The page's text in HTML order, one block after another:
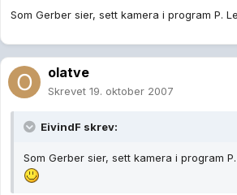
Som Gerber sier, sett kamera i program P.
olatve
Skrevet 19. oktober 2007
EivindF skrev:
Som Gerber sier, sett kamera i program